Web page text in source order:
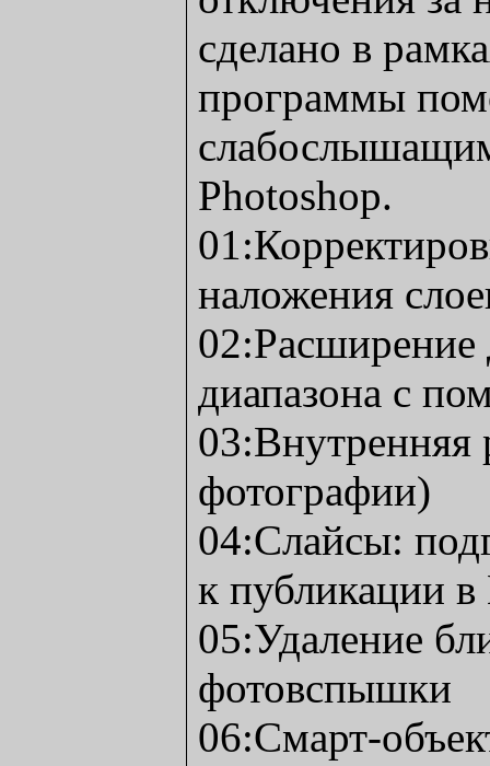
сделано в
программы
Photoshop.
наложения
02:Расширение
диапазона с
03:Внутренняя
фотографии)
04:Слайсы:
к публикации в
05:Удаление
фотовспышки
06:Смарт-